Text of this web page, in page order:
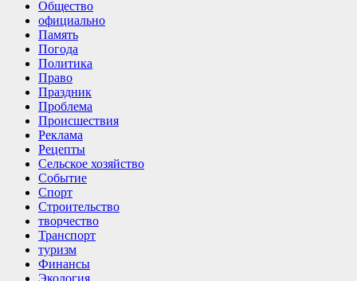
Общество
официально
Память
Погода
Политика
Право
Праздник
Проблема
Происшествия
Реклама
Рецепты
Сельское хозяйство
Событие
Спорт
Строительство
творчество
Транспорт
туризм
Финансы
Экология